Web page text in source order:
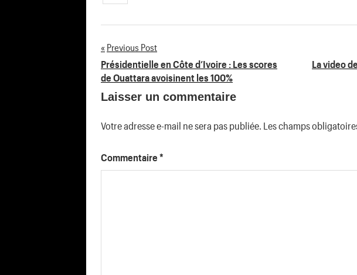
Navigation
de
Previous Post
Présidentielle en Côte d’Ivoire : Les scores
de Ouattara avoisinent les 100%
La video
Laisser un commentaire
Votre adresse e-mail ne sera pas publiée. Les champs
Commentaire *